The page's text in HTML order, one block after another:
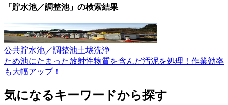
「貯水池／調整池」の検索結果
公共貯水池／調整池土壌洗浄
ため池にたまった放射性物質を含んだ汚泥を処理！作業効率
も大幅アップ！
気になるキーワードから探す